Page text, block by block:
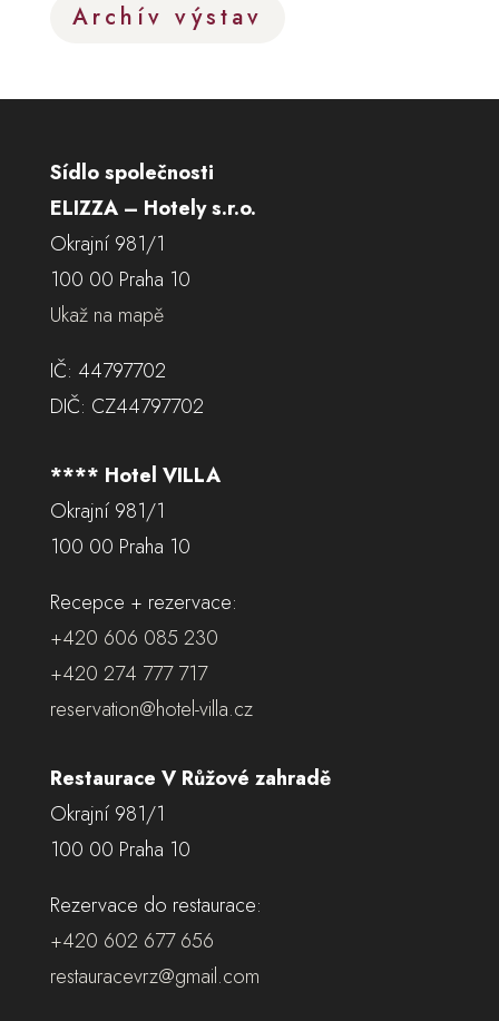
Archív výstav
Sídlo společnosti
ELIZZA – Hotely s.r.o.
Okrajní 981/1
100 00 Praha 10
Ukaž na mapě
IČ: 44797702
DIČ: CZ44797702
**** Hotel VILLA
Okrajní 981/1
100 00 Praha 10
Recepce + rezervace:
+420 606 085 230
+420 274 777 717
reservation@hotel-villa.cz
Restaurace V Růžové zahradě
Okrajní 981/1
100 00 Praha 10
Rezervace do restaurace:
+420 602 677 656
restauracevrz@gmail.com